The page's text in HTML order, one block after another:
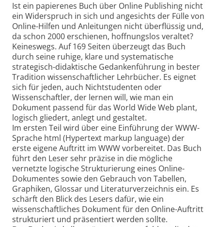
Ist ein papierenes Buch über Online Publishing nicht
ein Widerspruch in sich und angesichts der Fülle von
Online-Hilfen und Anleitungen nicht überflüssig und,
da schon 2000 erschienen, hoffnungslos veraltet?
Keineswegs. Auf 169 Seiten überzeugt das Buch
durch seine ruhige, klare und systematische
strategisch-didaktische Gedankenführung in bester
Tradition wissenschaftlicher Lehrbücher. Es eignet
sich für jeden, auch Nichtstudenten oder
Wissenschaftler, der lernen will, wie man ein
Dokument passend für das World Wide Web plant,
logisch gliedert, anlegt und gestaltet.
Im ersten Teil wird über eine Einführung der WWW-
Sprache html (Hypertext markup language) der
erste eigene Auftritt im WWW vorbereitet. Das Buch
führt den Leser sehr präzise in die mögliche
vernetzte logische Strukturierung eines Online-
Dokumentes sowie den Gebrauch von Tabellen,
Graphiken, Glossar und Literaturverzeichnis ein. Es
schärft den Blick des Lesers dafür, wie ein
wissenschaftliches Dokument für den Online-Auftritt
strukturiert und präsentiert werden sollte.